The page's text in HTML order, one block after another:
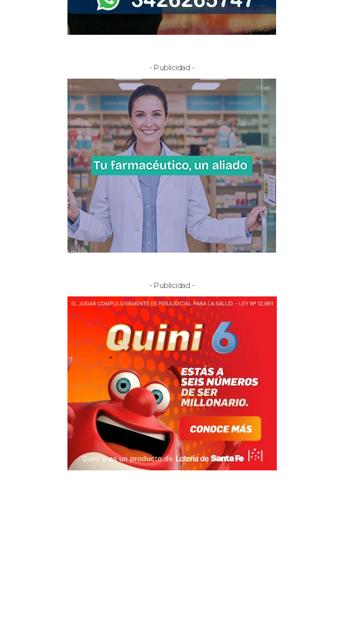
- Publicidad -
- Publicidad -